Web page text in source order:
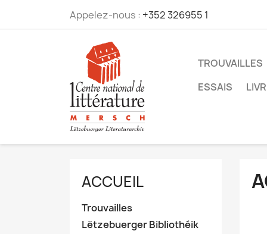
Appelez-nous : +352 326955 1
TROUVAILLES
ESSAIS
ACCUEIL
Trouvailles
Lëtzebuerger Bibliothéik